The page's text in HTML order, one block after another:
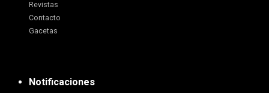
Revistas
Contacto
Gacetas
Notificaciones